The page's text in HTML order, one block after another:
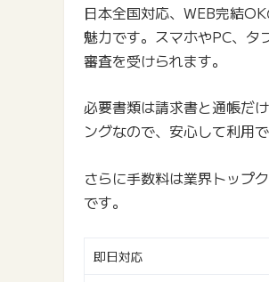
日本全国対応、WEB完結
魅力です。スマホやPC、タ
審査を受けられます。
必要書類は請求書と通帳だ
ングなので、安心して利用で
さらに手数料は業界トップ
です。
即日対応